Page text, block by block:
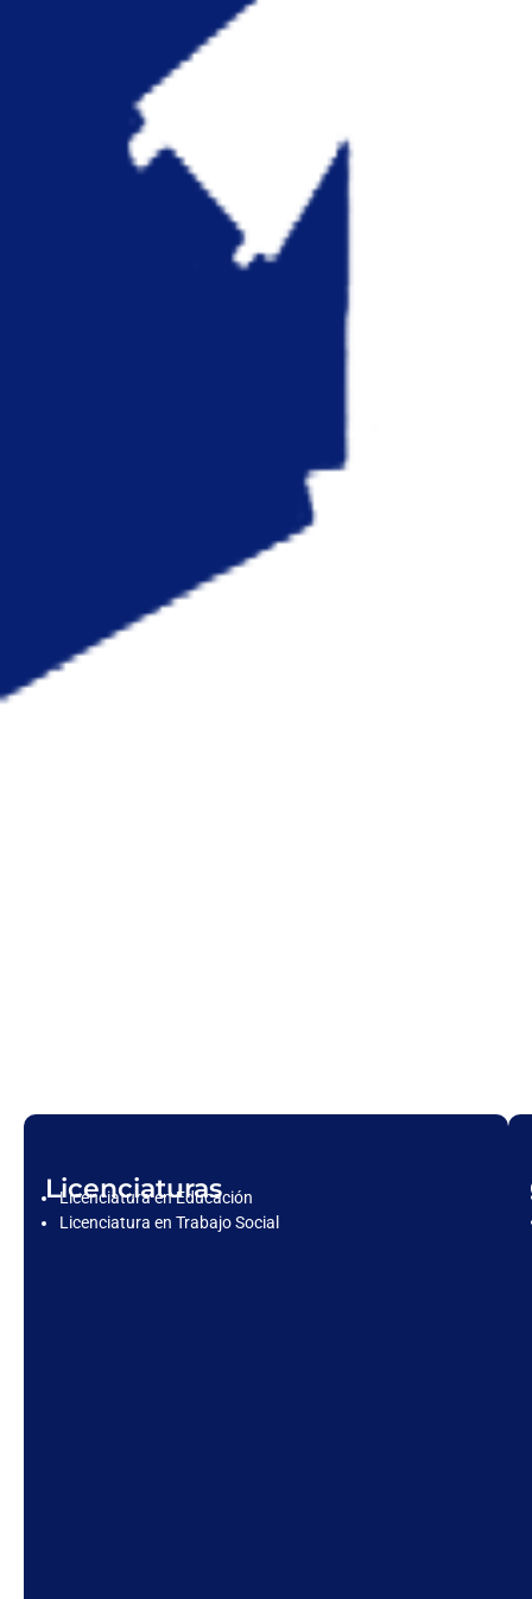
Licenciaturas
Licenciatura en Educación
Licenciatura en Trabajo Social